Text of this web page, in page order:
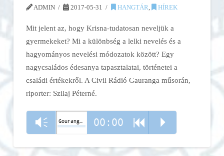
ADMIN 2017-05-31 HANGTÁR, HÍREK
Mit jelent az, hogy Krisna-tudatosan neveljük a
gyermekeket? Mi a különbség a lelki nevelés és a
hagyományos nevelési módozatok között? Egy
nagycsaládos édesanya tapasztalatai, történetei a
családi értékekről. A Civil Rádió Gauranga műsorán,
riporter: Szilaj Péterné.
Vm Gouranga - M 00:00 R P